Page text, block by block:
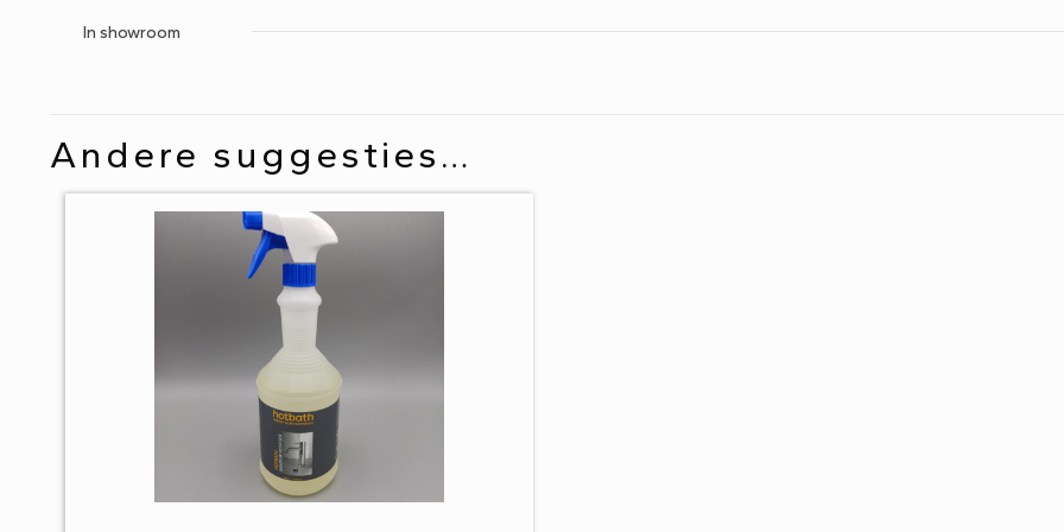
In showroom
Andere suggesties…